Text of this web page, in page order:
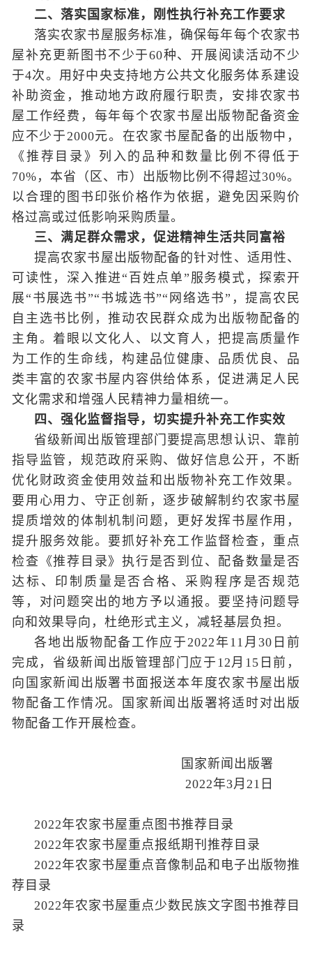
二、落实国家标准，刚性执行补充工作要求
落实农家书屋服务标准，确保每年每个农家书
屋补充更新图书不少于60种、开展阅读活动不少
于4次。用好中央支持地方公共文化服务体系建设
补助资金，推动地方政府履行职责，安排农家书
屋工作经费，每年每个农家书屋出版物配备资金
应不少于2000元。在农家书屋配备的出版物中，
《推荐目录》列入的品种和数量比例不得低于
70%，本省（区、市）出版物比例不得超过30%。
以合理的图书印张价格作为依据，避免因采购价
格过高或过低影响采购质量。
三、满足群众需求，促进精神生活共同富裕
提高农家书屋出版物配备的针对性、适用性、
可读性，深入推进“百姓点单”服务模式，探索开
展“书展选书”“书城选书”“网络选书”，提高农民
自主选书比例，推动农民群众成为出版物配备的
主角。着眼以文化人、以文育人，把提高质量作
为工作的生命线，构建品位健康、品质优良、品
类丰富的农家书屋内容供给体系，促进满足人民
文化需求和增强人民精神力量相统一。
四、强化监督指导，切实提升补充工作实效
省级新闻出版管理部门要提高思想认识、靠前
指导监管，规范政府采购、做好信息公开，不断
优化财政资金使用效益和出版物补充工作效果。
要用心用力、守正创新，逐步破解制约农家书屋
提质增效的体制机制问题，更好发挥书屋作用，
提升服务效能。要抓好补充工作监督检查，重点
检查《推荐目录》执行是否到位、配备数量是否
达标、印制质量是否合格、采购程序是否规范
等，对问题突出的地方予以通报。要坚持问题导
向和效果导向，杜绝形式主义，减轻基层负担。
各地出版物配备工作应于2022年11月30日前
完成，省级新闻出版管理部门应于12月15日前，
向国家新闻出版署书面报送本年度农家书屋出版
物配备工作情况。国家新闻出版署将适时对出版
物配备工作开展检查。
国家新闻出版署
2022年3月21日
2022年农家书屋重点图书推荐目录
2022年农家书屋重点报纸期刊推荐目录
2022年农家书屋重点音像制品和电子出版物推
荐目录
2022年农家书屋重点少数民族文字图书推荐目
录